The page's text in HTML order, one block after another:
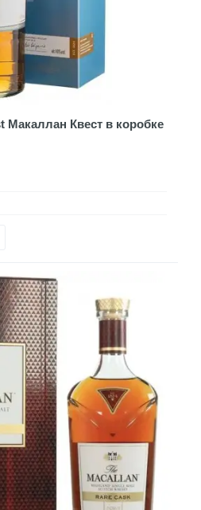
Макаллан Квест в коробке